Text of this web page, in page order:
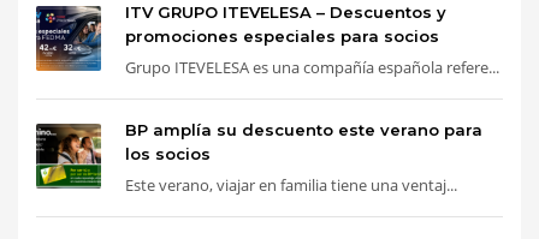
ITV GRUPO ITEVELESA – Descuentos y
promociones especiales para socios
Grupo ITEVELESA es una compañía española refere...
BP amplía su descuento este verano para
los socios
Este verano, viajar en familia tiene una ventaj...